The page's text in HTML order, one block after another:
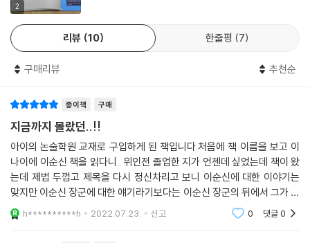
다란 역할을 한다.
있다. 출세 길을 마다하고 평생 물길 연구에 삶을 바친 어영담도 이순신을
만든 숨은 영웅이다. 그렇잖아도 물길 전문가를 찾고 있던 이순신은 어영
담을 찾아내 물귀신의 눈을 얻음으로써 바다 싸움에서 승리의 발판을 마련
한다. 어영담은 이후 31인의 특공대를 조직해 당항포해전을 승리로 이끈
다.
화약은 내게 맡겨라_ 염초 제조 기술자 이봉수
2
리뷰 10 한줄평 7
구매리뷰 추천순
종이책 구매
지금까지 몰랐던..!!
아이의 논술학원 교재로 구입하게 된 책입니다.처음에 책 이름을 보고 이
나이에 이순신 책을 읽다니.. 위인전 졸업한 지가 언젠데 싶었는데 책이 왔
는데 제법 두껍고 제목을 다시 정신차리고 보니 이순신에 대한 이야기는
맞지만 이순신 장군에 대한 얘기라기보다는 이순신 장군의 뒤에서 그가 과
업을 잘 해낼 수 있도록 도와준 사람들에 대한 얘기였구나 싶었어요. 아이
가 재미있게 잘
h**********h 2022.07.23. 신고 0 댓글0